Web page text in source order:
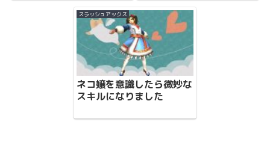
スラッシュアックス
ネコ嬢を意識したら微妙な
スキルになりました